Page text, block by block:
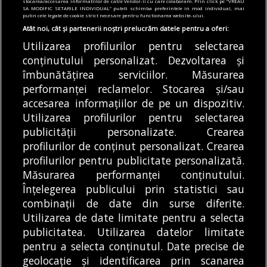
Snagov. Cât costă
plimbările pe apă
însoțite de ghiduri audio
prin Rezervația Naturală
La final de săptămână,
cei care vor să fugă de
canicula din...
08/08/2026
Sectorului 1 organizează
un eveniment dedicat
fructelor românești de
Primăria Sectorului 1
organizează un
eveniment dedicat
fructelor românești în
Piața Matache....
ALEXANDRU STAN
MODIFICĂ SETĂRILE COOKIES
© Copyright 2025 - Buletin de București.
Găzduit dePresslabs.com. Powered by TRS Design.
Despre
Noi
Media
Kit
Politică De
Confidențialitate
Cookie
Policy (EU)
Cookie
Policy
SA MODIFIC SETARILE INDIVIDUAL” puteti schimba preferintele in mod individual, mai
putin cele legate de cookie strict necesare pentru functionarea website-ului.
Atât noi, cât și partenerii noștri prelucrăm datele pentru a oferi:
Utilizarea profilurilor pentru selectarea
conținutului personalizat. Dezvoltarea și
îmbunătățirea serviciilor. Măsurarea
performanței reclamelor. Stocarea și/sau
accesarea informațiilor de pe un dispozitiv.
Utilizarea profilurilor pentru selectarea
publicității personalizate. Crearea
profilurilor de conținut personalizat. Crearea
profilurilor pentru publicitate personalizată.
Măsurarea performanței conținutului.
Înțelegerea publicului prin statistici sau
combinații de date din surse diferite.
Utilizarea de date limitate pentru a selecta
publicitatea. Utilizarea datelor limitate
pentru a selecta conținutul. Date precise de
geolocație și identificarea prin scanarea